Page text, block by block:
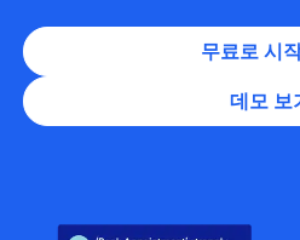
무료로 시
데모 보